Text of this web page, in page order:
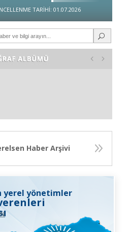
TARİHİ: 01.07.2026
Haber Arşivi
yerel yönetimler